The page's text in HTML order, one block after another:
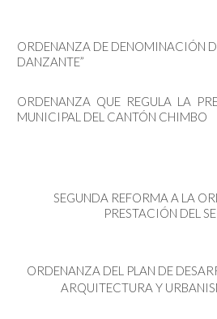
ORDENANZA DE DENOMINACIÓN
DANZANTE”
ORDENANZA QUE REGULA LA
MUNICIPAL DEL CANTÓN CHIMBO
SEGUNDA REFORMA A LA
PRESTACIÓN DEL
ORDENANZA DEL PLAN DE
ARQUITECTURA Y